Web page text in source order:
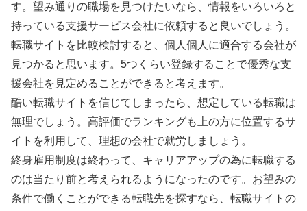
す。望み通りの職場を見つけたいなら、情報をいろいろと
持っている支援サービス会社に依頼すると良いでしょう。
転職サイトを比較検討すると、個人個人に適合する会社が
見つかると思います。5つくらい登録することで優秀な支
援会社を見定めることができると考えます。
酷い転職サイトを信じてしまったら、想定している転職は
無理でしょう。高評価でランキングも上の方に位置するサ
イトを利用して、理想の会社で就労しましょう。
終身雇用制度は終わって、キャリアアップの為に転職する
のは当たり前と考えられるようになったのです。お望みの
条件で働くことができる転職先を探すなら、転職サイトの